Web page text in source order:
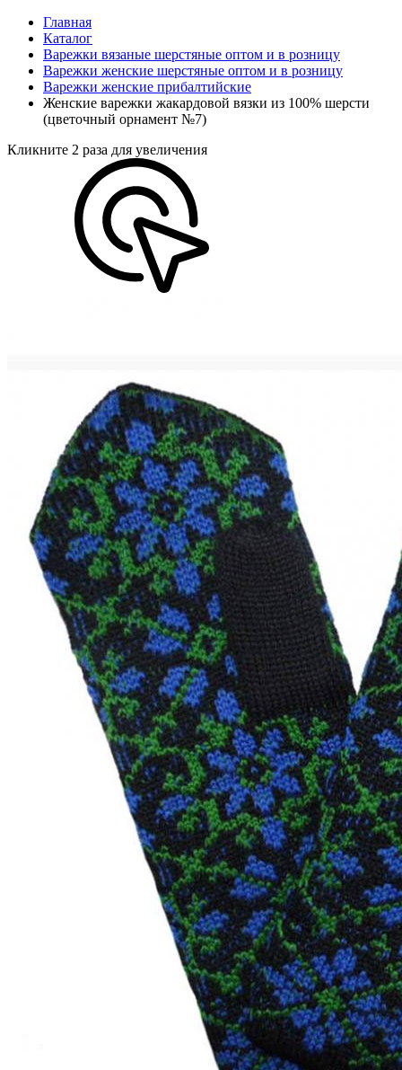
Главная
Каталог
Варежки вязаные шерстяные оптом и в розницу
Варежки женские шерстяные оптом и в розницу
Варежки женские прибалтийские
Женские варежки жакардовой вязки из 100% шерсти
(цветочный орнамент №7)
Кликните 2 раза для увеличения